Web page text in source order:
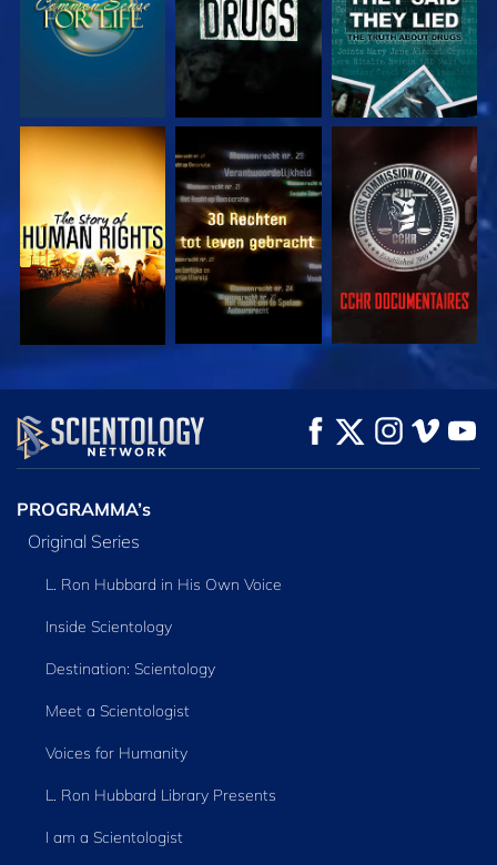
KIJK KIJK KIJK
KIJK VERKEN DE SERIE
PROGRAMMA’s
Original Series
L. Ron Hubbard in His Own Voice
Inside Scientology
Destination: Scientology
Meet a Scientologist
Voices for Humanity
L. Ron Hubbard Library Presents
I am a Scientologist